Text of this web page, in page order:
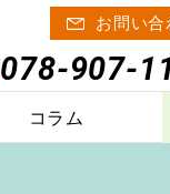
お問い合
078-907-
コラム